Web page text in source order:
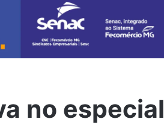
no especial